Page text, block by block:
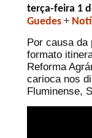
terça-feira 1
Guedes +
Por causa da
formato
Reforma
carioca nos
Fluminense,